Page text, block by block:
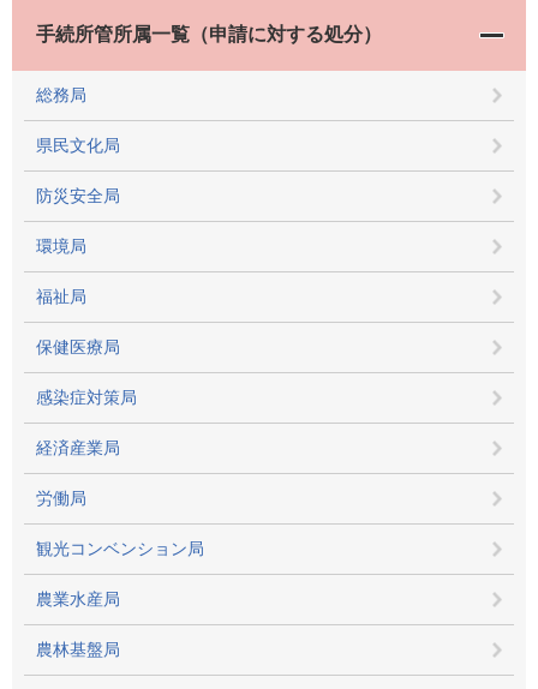
手続所管所属一覧（申請に対する処分）
総務局
県民文化局
防災安全局
環境局
福祉局
保健医療局
感染症対策局
経済産業局
労働局
観光コンベンション局
農業水産局
農林基盤局